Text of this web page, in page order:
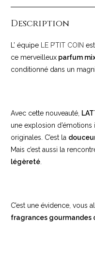
Description
L’ équipe LE P’TIT COIN
ce merveilleux parfum
conditionné dans un
Avec cette nouveauté,
une explosion
originales. C’est la
Mais c’est aussi la
légèreté
C’est une évidence, vous
fragrances gourmandes